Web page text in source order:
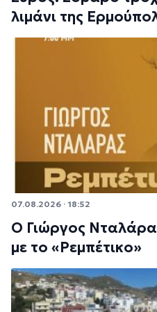
λιμάνι της
07.08.2026 · 18:52
Ο Γιώργος
με το «Ρεμπέτικο»